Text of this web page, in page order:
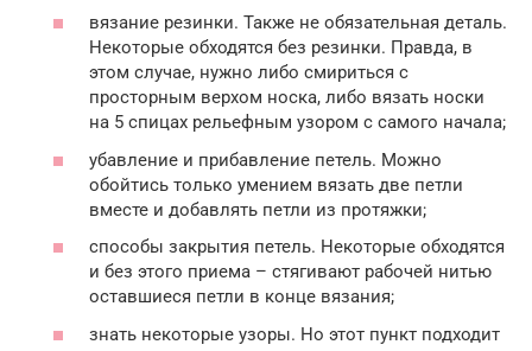
вязание резинки. Также не обязательная деталь.
Некоторые обходятся без резинки. Правда, в
этом случае, нужно либо смириться с
просторным верхом носка, либо вязать носки
на 5 спицах рельефным узором с самого начала;
убавление и прибавление петель. Можно
обойтись только умением вязать две петли
вместе и добавлять петли из протяжки;
способы закрытия петель. Некоторые обходятся
и без этого приема – стягивают рабочей нитью
оставшиеся петли в конце вязания;
знать некоторые узоры. Но этот пункт подходит